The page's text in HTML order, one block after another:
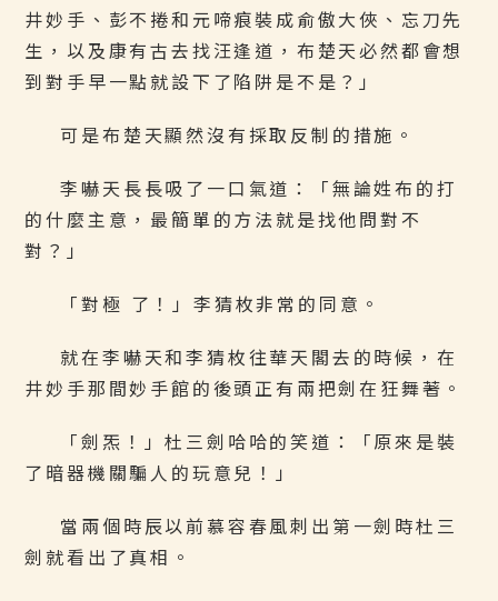
井妙手、彭不捲和元啼痕裝成俞傲大俠、忘刀先
生，以及康有古去找汪逢道，布楚天必然都會想
到對手早一點就設下了陷阱是不是？」
可是布楚天顯然沒有採取反制的措施。
李嚇天長長吸了一口氣道：「無論姓布的打
的什麼主意，最簡單的方法就是找他問對不
對？」
「對極 了！」李猜枚非常的同意。
就在李嚇天和李猜枚往華天閣去的時候，在
井妙手那間妙手館的後頭正有兩把劍在狂舞著。
「劍炁！」杜三劍哈哈的笑道：「原來是裝
了暗器機關騙人的玩意兒！」
當兩個時辰以前慕容春風刺出第一劍時杜三
劍就看出了真相。